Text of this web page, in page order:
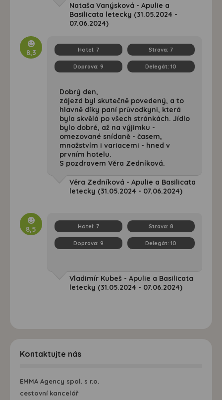
Nataša Vanýsková - Apulie a
Basilicata letecky (31.05.2024 -
07.06.2024)
8,3 Hotel: 7 Strava:7
Doprava: 9 Delegát:10
Dobrý den,
zájezd byl skutečně povedený, a to
hlavně díky paní průvodkyni, která
byla skvělá po všech stránkách. Jídlo
bylo dobré, až na výjimku -
omezované snídaně - časem,
množstvím i variacemi - hned v
prvním hotelu.
S pozdravem Věra Zedníková.
Věra Zedníková - Apulie a Basilicata
letecky (31.05.2024 - 07.06.2024)
8,5 Hotel: 7 Strava: 8
Doprava: 9 Delegát:10
Vladimír Kubeš - Apulie a Basilicata
letecky (31.05.2024 - 07.06.2024)
Kontaktujte nás
EMMA Agency spol. s r.o.
cestovní kancelář